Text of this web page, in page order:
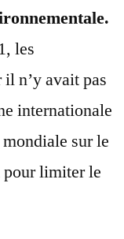
les
n’y avait pas
internationale
sur le
limiter le